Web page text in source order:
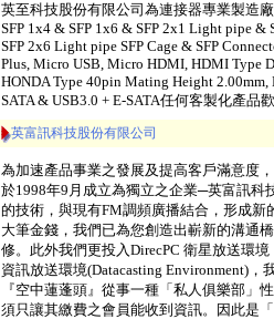
英至科技股份有限公司為連接器專業製造
SFP 1x4 & SFP 1x6 & SFP 2x1 Light pipe
SFP 2x6 Light pipe SFP Cage & SFP
Plus, Micro USB, Micro HDMI, HDMI Type
HONDA Type 40pin Mating Height
SATA & USB3.0 + E-SATA任何客製化產品
英富訊科技股份有限公司
為加速產品事業之發展及提高客戶滿意度
於1998年9月成立為獨立之企業─英富訊科
的技術，與現有FM調頻廣播結合，形成
大筆金錢，我們已為您創造出嶄新的溝通
修。此外我們更投入DirecPC 衛星放送環
資訊放送環境(Datacasting Environment)
『空中蓮蓬頭』從事一種「私人俱樂部」
須只讓其繳費之會員能收到資訊。因此是